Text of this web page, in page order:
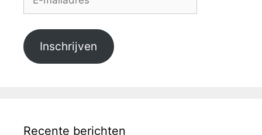
Inschrijven
Recente berichten